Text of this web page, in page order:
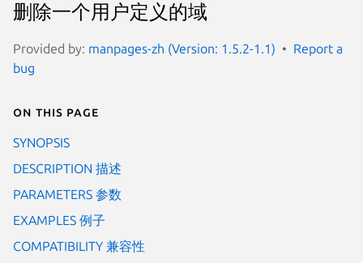
删除一个用户定义的域
Provided by: manpages-zh (Version: 1.5.2-1.1)
Report a
bug
On this page
SYNOPSIS
DESCRIPTION 描述
PARAMETERS 参数
EXAMPLES 例子
COMPATIBILITY 兼容性